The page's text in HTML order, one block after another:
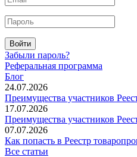
Войти
Забыли пароль?
Реферальная программа
Блог
24.07.2026
Преимущества участников
17.07.2026
Преимущества участников
07.07.2026
Как попасть в Реестр
Все статьи